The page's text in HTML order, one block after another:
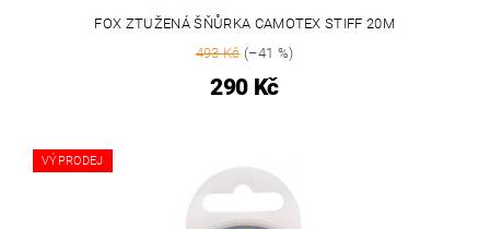
FOX ZTUŽENÁ ŠŇŮRKA CAMOTEX STIFF 20M
493 Kč(–41 %)
290 Kč
VÝPRODEJ